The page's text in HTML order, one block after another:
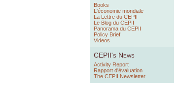
Books
L'économie mondiale
La Lettre du CEPII
Le Blog du CEPII
Panorama du CEPII
Policy Brief
Videos
CEPII's News
Activity Report
Rapport d'évaluation
The CEPII Newsletter